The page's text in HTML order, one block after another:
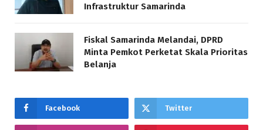
Infrastruktur Samarinda
Fiskal Samarinda Melandai, DPRD
Minta Pemkot Perketat Skala Prioritas
Belanja
Facebook Twitter